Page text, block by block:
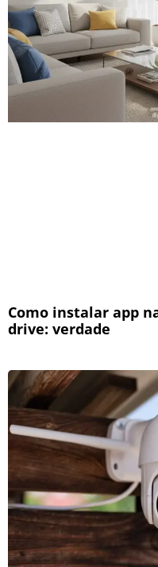
Como instalar app
drive: verdade